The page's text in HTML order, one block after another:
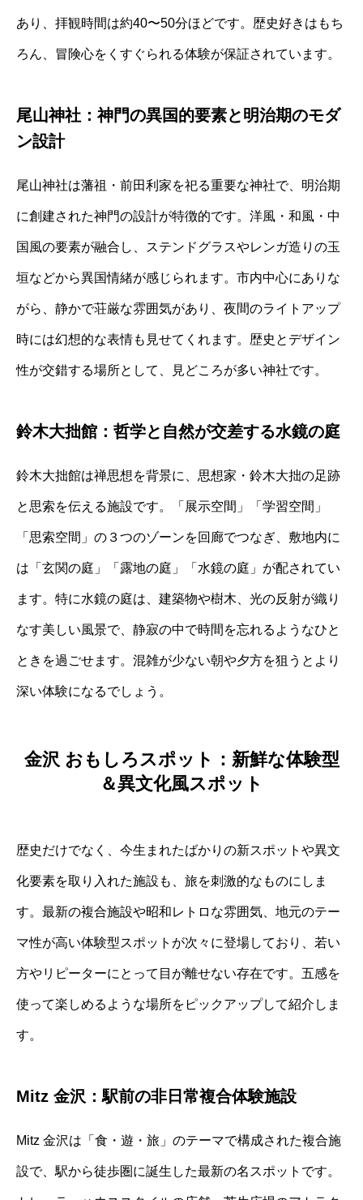
あり、拝観時間は約40〜50分ほどです。歴史好きはもち
ろん、冒険心をくすぐられる体験が保証されています。
尾山神社：神門の異国的要素と明治期のモダ
ン設計
尾山神社は藩祖・前田利家を祀る重要な神社で、明治期
に創建された神門の設計が特徴的です。洋風・和風・中
国風の要素が融合し、ステンドグラスやレンガ造りの玉
垣などから異国情緒が感じられます。市内中心にありな
がら、静かで荘厳な雰囲気があり、夜間のライトアップ
時には幻想的な表情も見せてくれます。歴史とデザイン
性が交錯する場所として、見どころが多い神社です。
鈴木大拙館：哲学と自然が交差する水鏡の庭
鈴木大拙館は禅思想を背景に、思想家・鈴木大拙の足跡
と思索を伝える施設です。「展示空間」「学習空間」
「思索空間」の３つのゾーンを回廊でつなぎ、敷地内に
は「玄関の庭」「露地の庭」「水鏡の庭」が配されてい
ます。特に水鏡の庭は、建築物や樹木、光の反射が織り
なす美しい風景で、静寂の中で時間を忘れるようなひと
ときを過ごせます。混雑が少ない朝や夕方を狙うとより
深い体験になるでしょう。
金沢 おもしろスポット：新鮮な体験型
＆異文化風スポット
歴史だけでなく、今生まれたばかりの新スポットや異文
化要素を取り入れた施設も、旅を刺激的なものにしま
す。最新の複合施設や昭和レトロな雰囲気、地元のテー
マ性が高い体験型スポットが次々に登場しており、若い
方やリピーターにとって目が離せない存在です。五感を
使って楽しめるような場所をピックアップして紹介しま
す。
Mitz 金沢：駅前の非日常複合体験施設
Mitz 金沢は「食・遊・旅」のテーマで構成された複合施
設で、駅から徒歩圏に誕生した最新の名スポットです。